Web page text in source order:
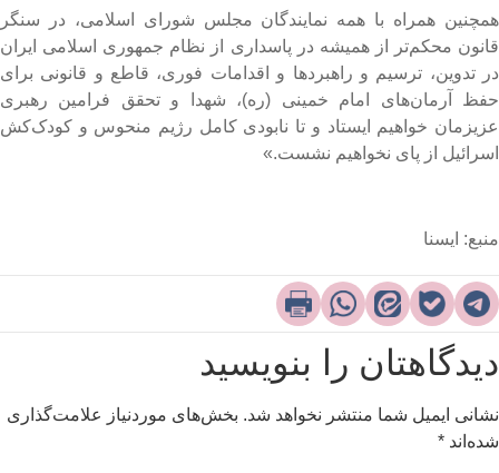
همراه با همه نمایندگان مجلس شورای اسلامی، در سنگر
محکم‌تر از همیشه در پاسداری از نظام جمهوری اسلامی ایران
تدوین، ترسیم و راهبردها و اقدامات فوری، قاطع و قانونی برای
آرمان‌های امام خمینی (ره)، شهدا و تحقق فرامین رهبری
خواهیم ایستاد و تا نابودی کامل رژیم منحوس و کودک‌کش
از پای نخواهیم نشست.»
ایسنا
را بنویسید
ایمیل شما منتشر نخواهد شد. بخش‌های موردنیاز علامت‌گذاری
*